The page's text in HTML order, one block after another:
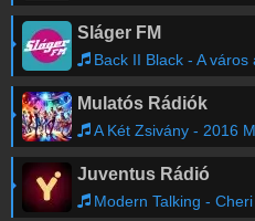
Sláger FM
Back II Black - A város
Mulatós Rádiók
A Két Zsivány - 2016
Juventus Rádió
Modern Talking -